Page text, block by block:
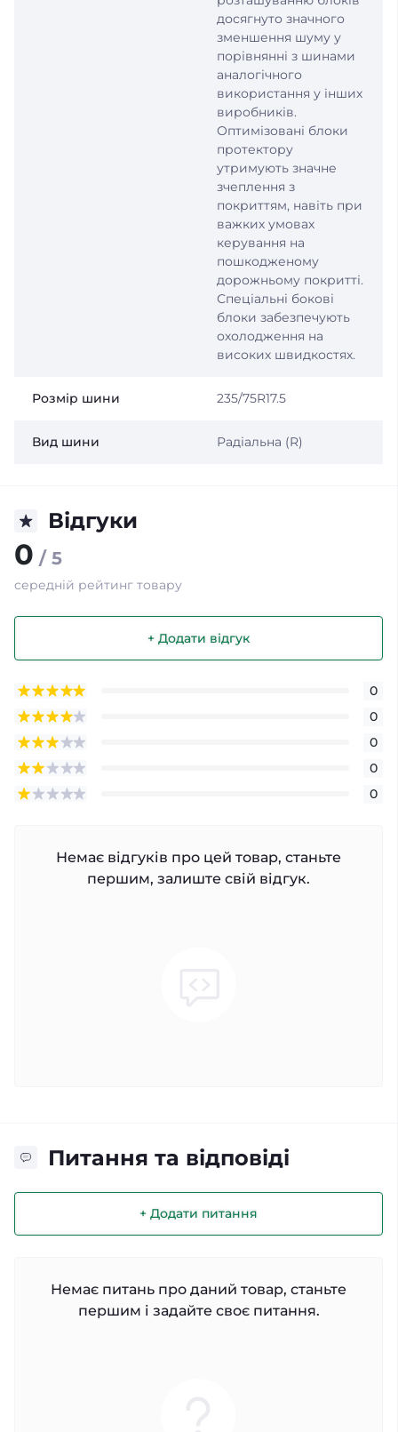
досягнуто значного
зменшення шуму у
порівнянні з шинами
аналогічного
використання у інших
виробників.
Оптимізовані блоки
протектору
утримують значне
зчеплення з
покриттям, навіть при
важких умовах
керування на
пошкодженому
дорожньому покритті.
Спеціальні бокові
блоки забезпечують
охолодження на
високих швидкостях.
Розмір шини 235/75R17.5
Вид шини Радіальна (R)
Відгуки
0 / 5
середній рейтинг товару
+ Додати відгук
0
0
0
0
0
Немає відгуків про цей товар, станьте
першим, залиште свій відгук.
Питання та відповіді
+ Додати питання
Немає питань про даний товар, станьте
першим і задайте своє питання.